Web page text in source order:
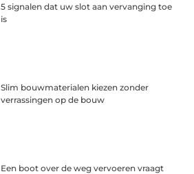
5 signalen dat uw slot aan vervanging toe
is
Slim bouwmaterialen kiezen zonder
verrassingen op de bouw
Een boot over de weg vervoeren vraagt